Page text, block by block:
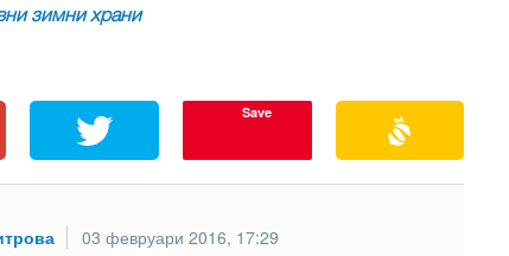
зимни храни
Save
03 февруари 2016, 17:29